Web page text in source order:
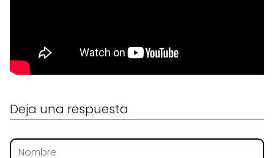
Deja una respuesta